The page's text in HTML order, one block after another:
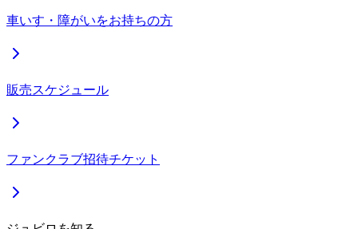
車いす・障がいをお持ちの方
販売スケジュール
ファンクラブ招待チケット